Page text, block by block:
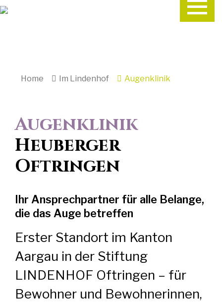
Home Im Lindenhof Augenklinik
Augenklinik
Heuberger
Oftringen
Ihr Ansprechpartner für alle Belange,
die das Auge betreffen
Erster Standort im Kanton
Aargau in der Stiftung
LINDENHOF Oftringen – für
Bewohner und Bewohnerinnen,